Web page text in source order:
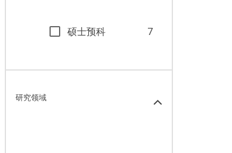
硕士预科 7
研究领域